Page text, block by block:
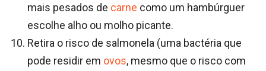
mais pesados de carne como um hambúrguer
escolhe alho ou molho picante.
Retira o risco de salmonela (uma bactéria que
pode residir em ovos, mesmo que o risco com